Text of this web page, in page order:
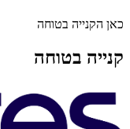
כאן הקנייה בטוחה
קנייה בטוחה